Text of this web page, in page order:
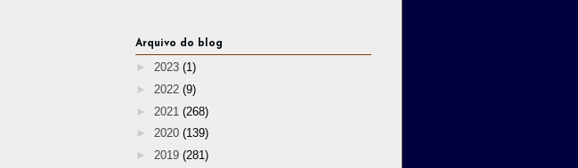
Arquivo do blog
► 2023 (1)
► 2022 (9)
► 2021 (268)
► 2020 (139)
► 2019 (281)